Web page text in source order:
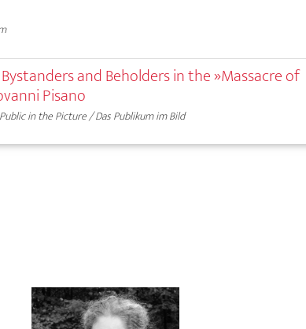
and Beholders in the »Massacre of
Pisano
in the Picture / Das Publikum im Bild